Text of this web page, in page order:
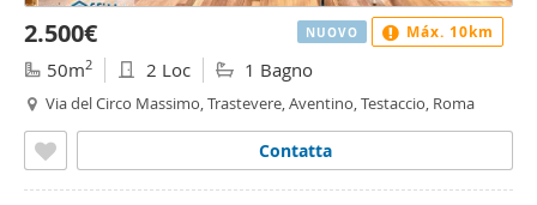
2.500€
50m2 2 Loc 1 Bagno
Via del Circo Massimo, Trastevere, Aventino, Testaccio, Roma
Contatta
NUOVO Máx. 10km